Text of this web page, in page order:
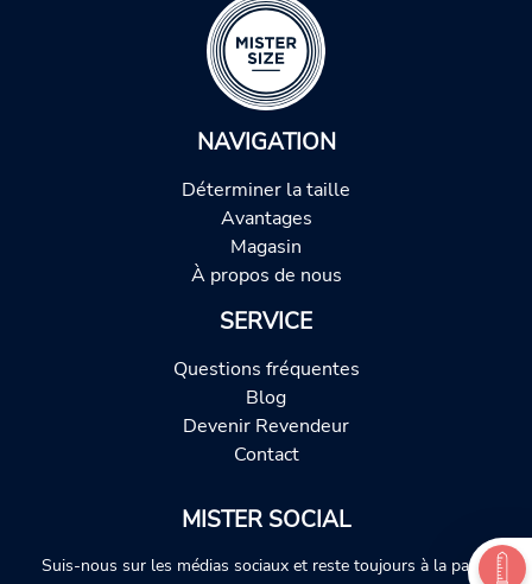
NAVIGATION
Déterminer la taille
Avantages
Magasin
À propos de nous
SERVICE
Questions fréquentes
Blog
Devenir Revendeur
Contact
MISTER SOCIAL
Suis-nous sur les médias sociaux et reste toujours à la page.